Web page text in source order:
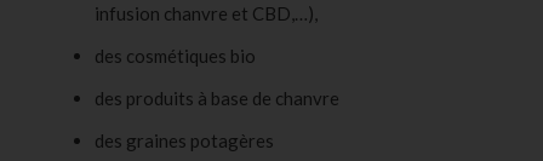
infusion chanvre et CBD,…),
des cosmétiques bio
des produits à base de chanvre
des graines potagères